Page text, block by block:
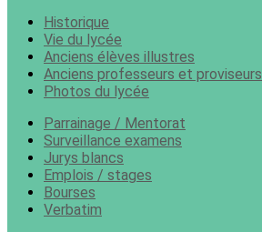
Historique
Vie du lycée
Anciens élèves illustres
Anciens professeurs et proviseurs
Photos du lycée
Parrainage / Mentorat
Surveillance examens
Jurys blancs
Emplois / stages
Bourses
Verbatim